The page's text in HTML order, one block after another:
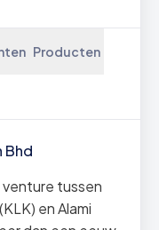
Producten
Bhd
tussen
en Alami